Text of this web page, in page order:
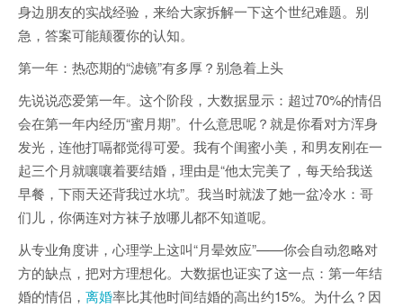
身边朋友的实战经验，来给大家拆解一下这个世纪难题。别
急，答案可能颠覆你的认知。
第一年：热恋期的“滤镜”有多厚？别急着上头
先说说恋爱第一年。这个阶段，大数据显示：超过70%的情侣
会在第一年内经历“蜜月期”。什么意思呢？就是你看对方浑身
发光，连他打嗝都觉得可爱。我有个闺蜜小美，和男友刚在一
起三个月就嚷嚷着要结婚，理由是“他太完美了，每天给我送
早餐，下雨天还背我过水坑”。我当时就泼了她一盆冷水：哥
们儿，你俩连对方袜子放哪儿都不知道呢。
从专业角度讲，心理学上这叫“月晕效应”——你会自动忽略对
方的缺点，把对方理想化。大数据也证实了这一点：第一年结
婚的情侣， 离婚率比其他时间结婚的高出约15%。为什么？因